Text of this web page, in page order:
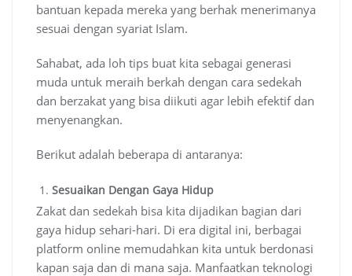
bantuan kepada mereka yang berhak menerimanya
sesuai dengan syariat Islam.
Sahabat, ada loh tips buat kita sebagai generasi
muda untuk meraih berkah dengan cara sedekah
dan berzakat yang bisa diikuti agar lebih efektif dan
menyenangkan.
Berikut adalah beberapa di antaranya:
Sesuaikan Dengan Gaya Hidup
Zakat dan sedekah bisa kita dijadikan bagian dari
gaya hidup sehari-hari. Di era digital ini, berbagai
platform online memudahkan kita untuk berdonasi
kapan saja dan di mana saja. Manfaatkan teknologi